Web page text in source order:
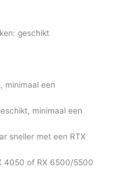
geschikt
minimaal een
minimaal een
sneller met een RTX
4050 of RX 6500/5500